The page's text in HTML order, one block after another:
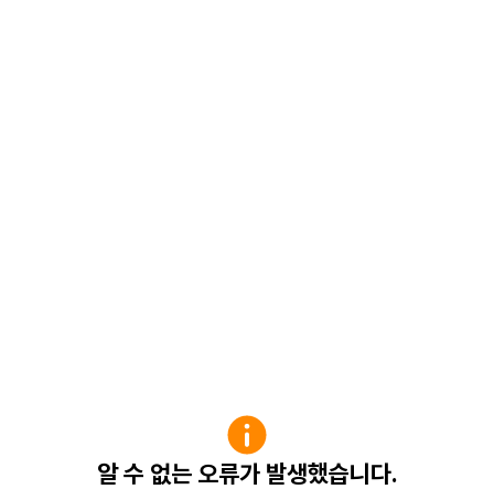
알 수 없는 오류가 발생했습니다.